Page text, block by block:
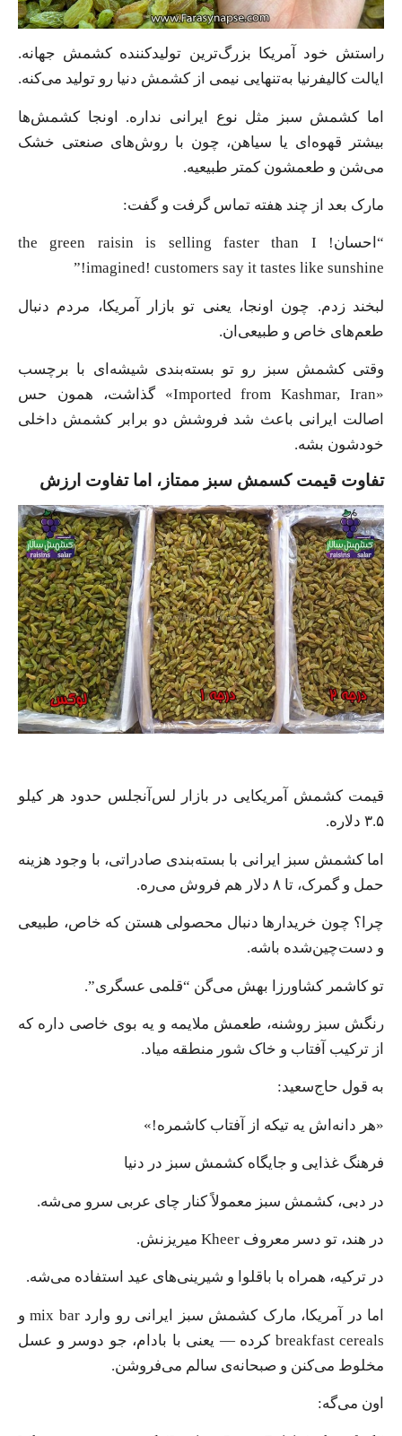
راستش خود آمریکا بزرگ‌ترین تولیدکننده کشمش جهانه.
ایالت کالیفرنیا به‌تنهایی نیمی از کشمش دنیا رو تولید می‌کنه.
اما کشمش سبز مثل نوع ایرانی نداره. اونجا کشمش‌ها
بیشتر قهوه‌ای یا سیاهن، چون با روش‌های صنعتی خشک
می‌شن و طعمشون کمتر طبیعیه.
مارک بعد از چند هفته تماس گرفت و گفت:
“احسان! the green raisin is selling faster than I
imagined! customers say it tastes like sunshine!”
لبخند زدم. چون اونجا، یعنی تو بازار آمریکا، مردم دنبال
طعم‌های خاص و طبیعی‌ان.
وقتی کشمش سبز رو تو بسته‌بندی شیشه‌ای با برچسب
«Imported from Kashmar, Iran» گذاشت، همون حس
اصالت ایرانی باعث شد فروشش دو برابر کشمش داخلی
خودشون بشه.
تفاوت قیمت کسمش سبز ممتاز، اما تفاوت ارزش
قیمت کشمش آمریکایی در بازار لس‌آنجلس حدود هر کیلو
۳.۵ دلاره.
اما کشمش سبز ایرانی با بسته‌بندی صادراتی، با وجود هزینه
حمل و گمرک، تا ۸ دلار هم فروش می‌ره.
چرا؟ چون خریدارها دنبال محصولی هستن که خاص، طبیعی
و دست‌چین‌شده باشه.
تو کاشمر کشاورزا بهش می‌گن “قلمی عسگری”.
رنگش سبز روشنه، طعمش ملایمه و یه بوی خاصی داره که
از ترکیب آفتاب و خاک شور منطقه میاد.
به قول حاج‌سعید:
«هر دانه‌اش یه تیکه از آفتاب کاشمره!»
فرهنگ غذایی و جایگاه کشمش سبز در دنیا
در دبی، کشمش سبز معمولاً کنار چای عربی سرو می‌شه.
در هند، تو دسر معروف Kheer میریزنش.
در ترکیه، همراه با باقلوا و شیرینی‌های عید استفاده می‌شه.
اما در آمریکا، مارک کشمش سبز ایرانی رو وارد mix bar و
breakfast cereals کرده — یعنی با بادام، جو دوسر و عسل
مخلوط می‌کنن و صبحانه‌ی سالم می‌فروشن.
اون می‌گه: